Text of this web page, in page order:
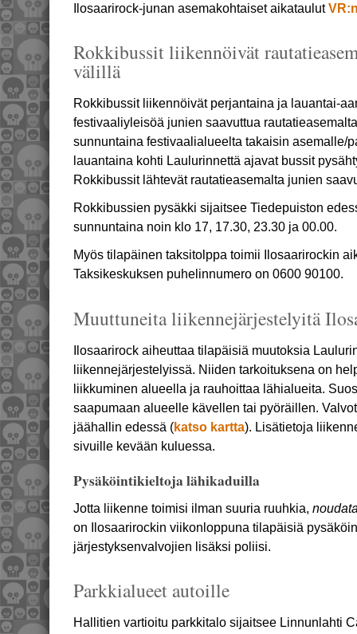
Ilosaarirock-junan asemakohtaiset aikataulut
Rokkibussit liikennöivät
välillä
Rokkibussit liikennöivät perjantaina ja lauantai-
festivaaliyleisöä junien saavuttua
sunnuntaina festivaalialueelta takaisin asemalle/
lauantaina kohti Laulurinnettä ajavat bussit
Rokkibussit lähtevät rautatieasemalta junien
Rokkibussien pysäkki sijaitsee Tiedepuiston
sunnuntaina noin klo 17, 17.30, 23.30 ja 00.00.
Myös tilapäinen taksitolppa toimii Ilosaarirockin
Taksikeskuksen puhelinnumero on 0600 90100.
Muuttuneita liikennejärjestelyitä
Ilosaarirock aiheuttaa tilapäisiä muutoksia
liikennejärjestelyissä. Niiden tarkoituksena on
liikkuminen alueella ja rauhoittaa lähialueita.
saapumaan alueelle kävellen tai pyöräillen.
jäähallin edessä (katso kartta). Lisätietoja
sivuille kevään kuluessa.
Pysäköintikieltoja lähikaduilla
Jotta liikenne toimisi ilman suuria ruuhkia,
on Ilosaarirockin viikonloppuna tilapäisiä
järjestyksenvalvojien lisäksi poliisi.
Parkkialueet autoille
Hallitien vartioitu parkkitalo sijaitsee Linnunlahti